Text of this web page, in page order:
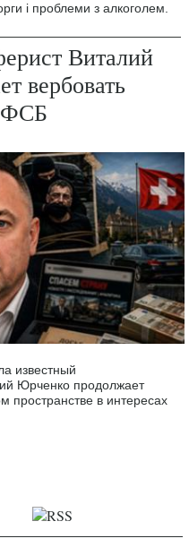
і проблеми з алкоголем.
Виталий
вербовать
ФСБ
известный
Юрченко продолжает
пространстве в интересах